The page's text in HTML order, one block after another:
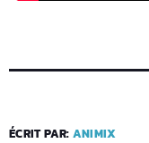
ÉCRIT PAR: ANIMIX